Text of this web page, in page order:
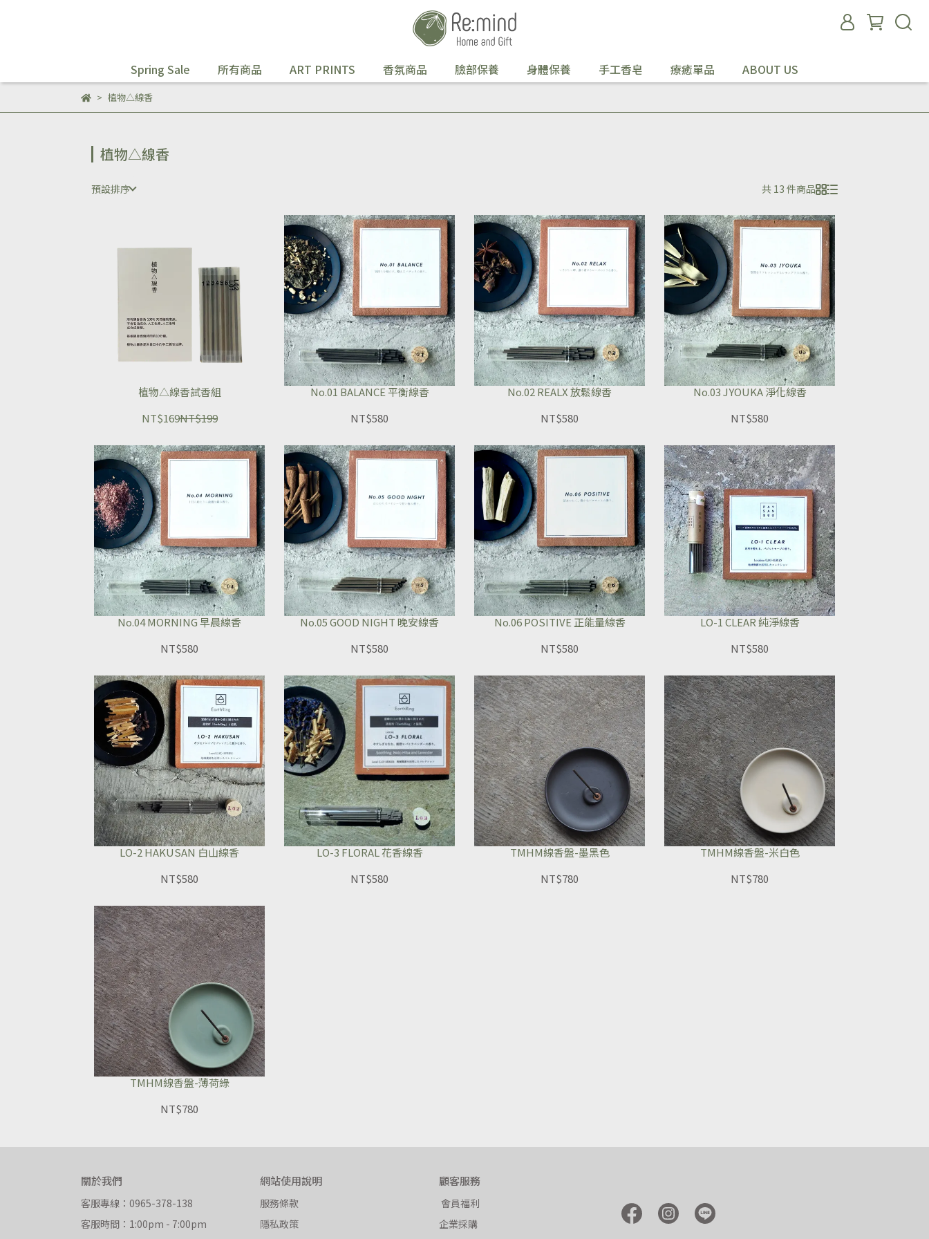
Spring Sale 所有商品 ART PRINTS 香氛商品 臉部保養 身體保養 手工香皂 療癒單品 ABOUT US
植物△線香
植物△線香
預設排序 共 13 件商品
植物△線香試香組
NT$169NT$199
No.01 BALANCE 平衡線香
NT$580
No.02 REALX 放鬆線香
NT$580
No.03 JYOUKA 淨化線香
NT$580
No.04 MORNING 早晨線香
NT$580
No.05 GOOD NIGHT 晚安線香
NT$580
No.06 POSITIVE 正能量線香
NT$580
LO-1 CLEAR 純淨線香
NT$580
LO-2 HAKUSAN 白山線香
NT$580
LO-3 FLORAL 花香線香
NT$580
TMHM線香盤-墨黑色
NT$780
TMHM線香盤-米白色
NT$780
TMHM線香盤-薄荷綠
NT$780
關於我們
客服專線：0965-378-138
客服時間：1:00pm - 7:00pm
網站使用說明
服務條款
隱私政策
顧客服務
會員福利
企業採購